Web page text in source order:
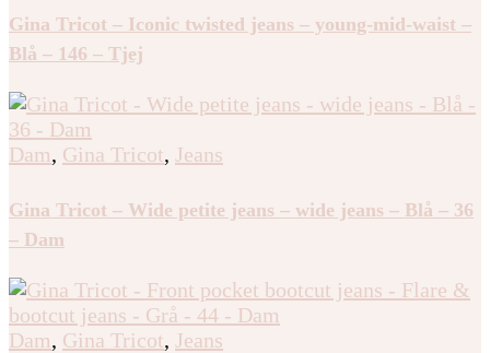
Gina Tricot – Iconic twisted jeans – young-mid-waist –
Blå – 146 – Tjej
Dam, Gina Tricot, Jeans
Gina Tricot – Wide petite jeans – wide jeans – Blå – 36
– Dam
Dam, Gina Tricot, Jeans